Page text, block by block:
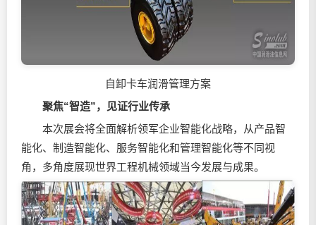
自卸卡车润滑管理方案
聚焦“智造”，见证行业传承
本次展会将全面解析领军企业智能化战略，从产品智
能化、制造智能化、服务智能化和管理智能化等不同视
角，多角度展现世界工程机械领域当今发展与成果。